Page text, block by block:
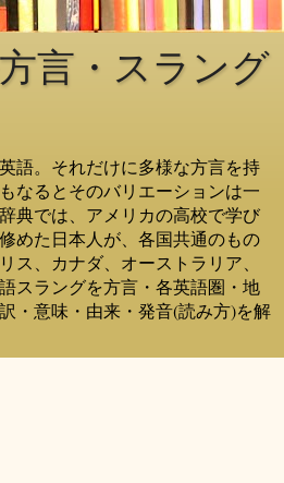
言・スラング
語。それだけに多様な方言を持
なるとそのバリエーションは一
典では、アメリカの高校で学び
めた日本人が、各国共通のもの
ス、カナダ、オーストラリア、
スラングを方言・各英語圏・地
・意味・由来・発音(読み方)を解